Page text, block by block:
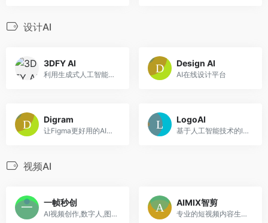
设计AI
3DFY AI
利用生成式人工智能从文本中创建高质量3D模型的工具
Design AI
AI在线设计平台
Digram
让Figma更好用的AI设计工具
LogoAI
基于人工智能技术的logo设计平台
视频AI
一帧秒创
AI视频创作,数字人,图文转视频,智能内容创作平台
AIMIX智剪
专业的短视频内容生产工具，集短视频批量剪辑、字幕生成、配音合成等多项功能于一体。